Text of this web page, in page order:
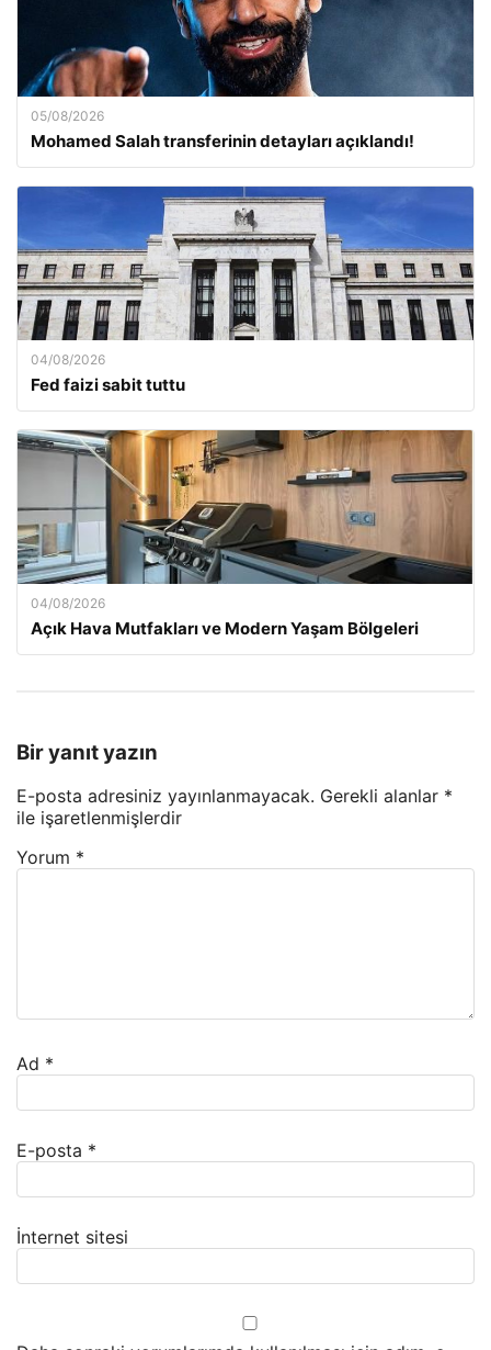
05/08/2026
Mohamed Salah transferinin detayları açıklandı!
04/08/2026
Fed faizi sabit tuttu
04/08/2026
Açık Hava Mutfakları ve Modern Yaşam Bölgeleri
Bir yanıt yazın
E-posta adresiniz yayınlanmayacak. Gerekli alanlar *
ile işaretlenmişlerdir
Yorum *
Ad *
E-posta *
İnternet sitesi